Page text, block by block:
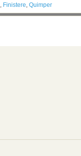
, Finistere, Quimper